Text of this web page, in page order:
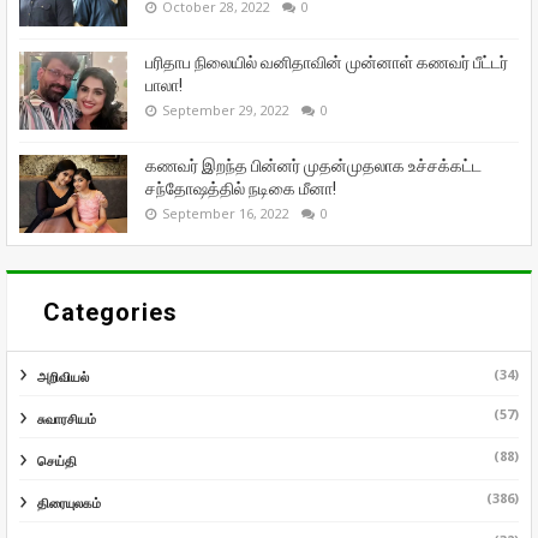
October 28, 2022 0
பரிதாப நிலையில் வனிதாவின் முன்னாள் கணவர் பீட்டர்
பாலா!
September 29, 2022 0
கணவர் இறந்த பின்னர் முதன்முதலாக உச்சக்கட்ட
சந்தோஷத்தில் நடிகை மீனா!
September 16, 2022 0
Categories
அறிவியல் (34)
சுவாரசியம் (57)
செய்தி (88)
திரையுலகம் (386)